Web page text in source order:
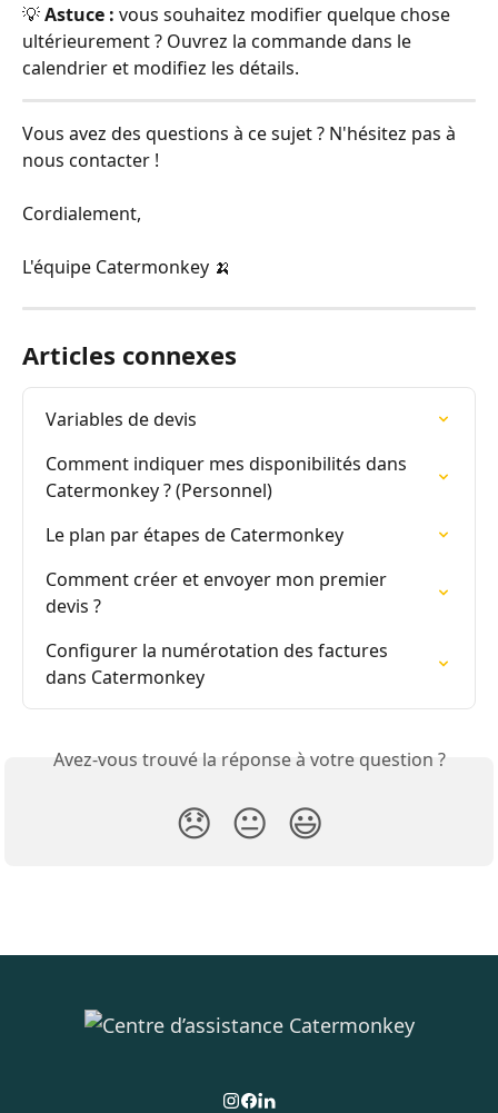
💡 Astuce : vous souhaitez modifier quelque chose
ultérieurement ? Ouvrez la commande dans le
calendrier et modifiez les détails.
Vous avez des questions à ce sujet ? N'hésitez pas à
nous contacter !
Cordialement,
L'équipe Catermonkey 🍌
Articles connexes
Variables de devis
Comment indiquer mes disponibilités dans
Catermonkey ? (Personnel)
Le plan par étapes de Catermonkey
Comment créer et envoyer mon premier
devis ?
Configurer la numérotation des factures
dans Catermonkey
Avez-vous trouvé la réponse à votre question ?
😞 😐 😃